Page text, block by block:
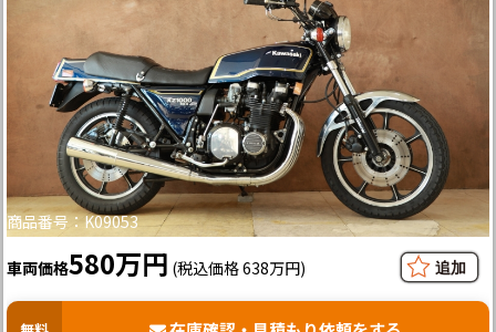
商品番号：K09053
車両価格580万円 (税込価格 638万円)